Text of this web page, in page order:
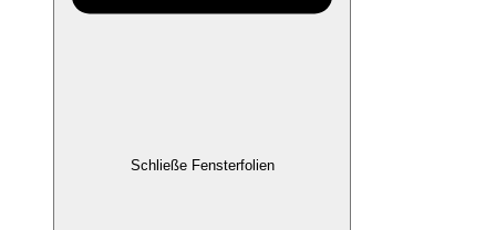
Schließe Fensterfolien